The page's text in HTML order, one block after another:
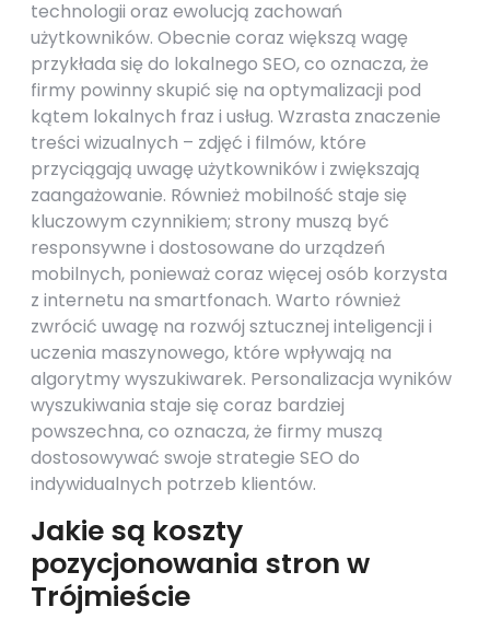
technologii oraz ewolucją zachowań
użytkowników. Obecnie coraz większą wagę
przykłada się do lokalnego SEO, co oznacza, że
firmy powinny skupić się na optymalizacji pod
kątem lokalnych fraz i usług. Wzrasta znaczenie
treści wizualnych – zdjęć i filmów, które
przyciągają uwagę użytkowników i zwiększają
zaangażowanie. Również mobilność staje się
kluczowym czynnikiem; strony muszą być
responsywne i dostosowane do urządzeń
mobilnych, ponieważ coraz więcej osób korzysta
z internetu na smartfonach. Warto również
zwrócić uwagę na rozwój sztucznej inteligencji i
uczenia maszynowego, które wpływają na
algorytmy wyszukiwarek. Personalizacja wyników
wyszukiwania staje się coraz bardziej
powszechna, co oznacza, że firmy muszą
dostosowywać swoje strategie SEO do
indywidualnych potrzeb klientów.
Jakie są koszty
pozycjonowania stron w
Trójmieście